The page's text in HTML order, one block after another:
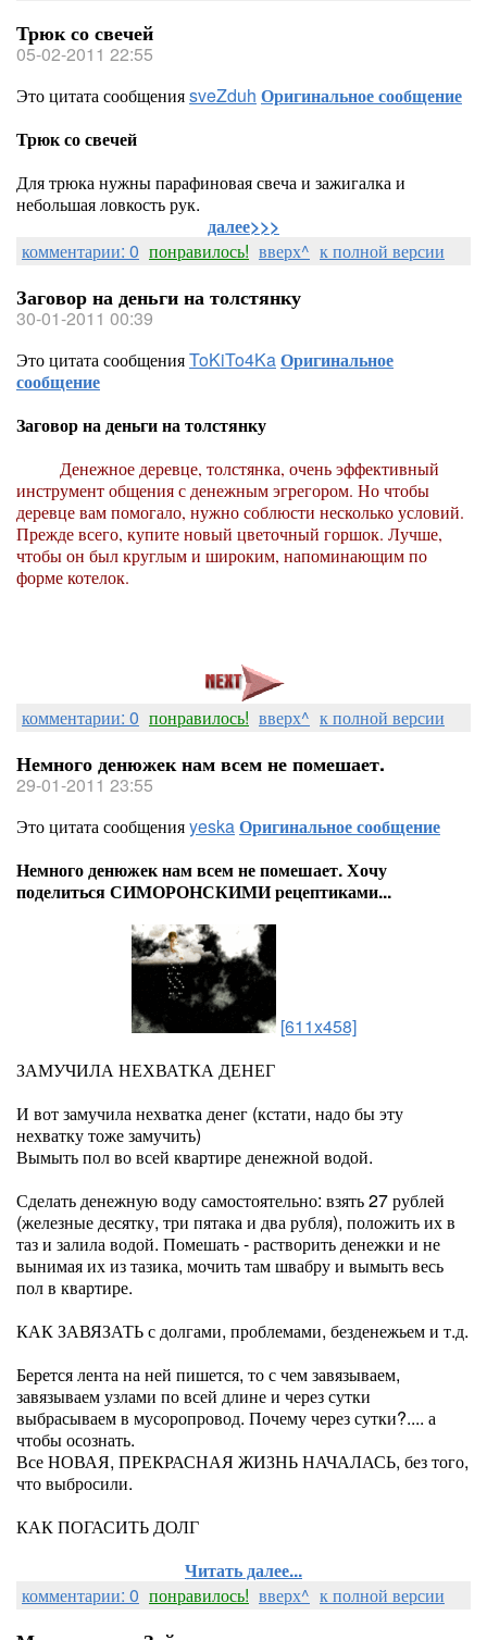
Трюк со свечей
05-02-2011 22:55
Это цитата сообщенияsveZduh Оригинальное сообщение
Трюк со свечей
Для трюка нужны парафиновая свеча и зажигалка и
небольшая ловкость рук.
далее>>>
комментарии: 0 понравилось! вверх^ к полной версии
Заговор на деньги на толстянку
30-01-2011 00:39
Это цитата сообщенияToKiTo4KaОригинальное
сообщение
Заговор на деньги на толстянку
Денежное деревце, толстянка, очень эффективный
инструмент общения с денежным эгрегором. Но чтобы
деревце вам по­могало, нужно соблюсти несколько условий.
Прежде всего, купите новый цветочный горшок. Лучше,
чтобы он был круглым и широким, напоминаю­щим по
форме котелок.
комментарии: 0 понравилось! вверх^ к полной версии
Немного денюжек нам всем не помешает.
29-01-2011 23:55
Это цитата сообщенияyeskaОригинальное сообщение
Немного денюжек нам всем не помешает. Хочу
поделиться СИМОРОНСКИМИ рецептиками...
[611x458]
ЗАМУЧИЛА НЕХВАТКА ДЕНЕГ
И вот замучила нехватка денег (кстати, надо бы эту
нехватку тоже замучить)
Вымыть пол во всей квартире денежной водой.
Сделать денежную воду самостоятельно: взять 27 рублей
(железные десятку, три пятака и два рубля), положить их в
таз и залила водой. Помешать - растворить денежки и не
вынимая их из тазика, мочить там швабру и вымыть весь
пол в квартире.
КАК ЗАВЯЗАТЬ с долгами, проблемами, безденежьем и т.д.
Берется лента на ней пишется, то с чем завязываем,
завязываем узлами по всей длине и через сутки
выбрасываем в мусоропровод. Почему через сутки?.... а
чтобы осознать.
Все НОВАЯ, ПРЕКРАСНАЯ ЖИЗНЬ НАЧАЛАСЬ, без того,
что выбросили.
КАК ПОГАСИТЬ ДОЛГ
Читать далее...
комментарии: 0 понравилось! вверх^ к полной версии